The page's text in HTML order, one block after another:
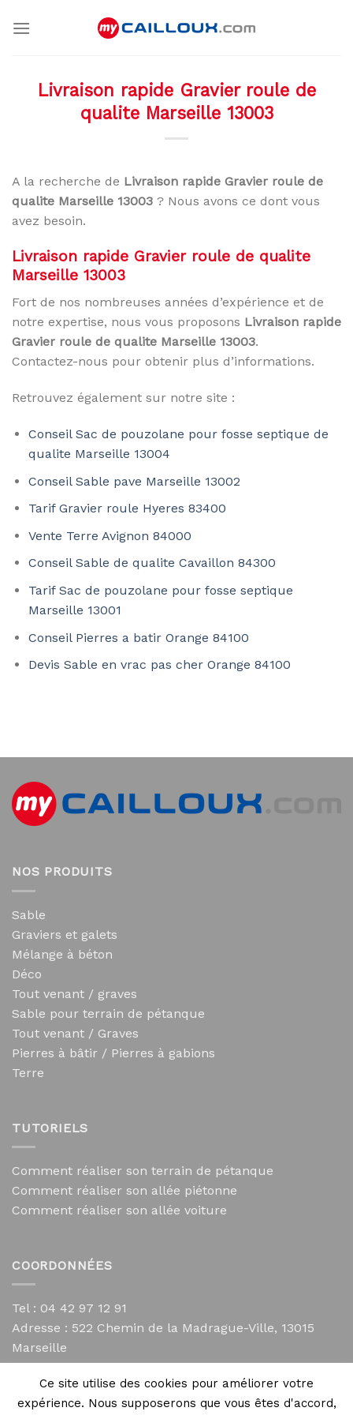
Livraison rapide Gravier roule de
qualite Marseille 13003
A la recherche de Livraison rapide Gravier roule de
qualite Marseille 13003 ? Nous avons ce dont vous
avez besoin.
Livraison rapide Gravier roule de qualite
Marseille 13003
Fort de nos nombreuses années d’expérience et de
notre expertise, nous vous proposons Livraison rapide
Gravier roule de qualite Marseille 13003.
Contactez-nous pour obtenir plus d’informations.
Retrouvez également sur notre site :
Conseil Sac de pouzolane pour fosse septique de
qualite Marseille 13004
Conseil Sable pave Marseille 13002
Tarif Gravier roule Hyeres 83400
Vente Terre Avignon 84000
Conseil Sable de qualite Cavaillon 84300
Tarif Sac de pouzolane pour fosse septique
Marseille 13001
Conseil Pierres a batir Orange 84100
Devis Sable en vrac pas cher Orange 84100
NOS PRODUITS
Sable
Graviers et galets
Mélange à béton
Déco
Tout venant / graves
Sable pour terrain de pétanque
Tout venant / Graves
Pierres à bâtir / Pierres à gabions
Terre
TUTORIELS
Comment réaliser son terrain de pétanque
Comment réaliser son allée piétonne
Comment réaliser son allée voiture
COORDONNÉES
Tel : 04 42 97 12 91
Adresse : 522 Chemin de la Madrague-Ville, 13015
Marseille
contact@mycailloux.com
Mentions légales
Ce site utilise des cookies pour améliorer votre
expérience. Nous supposerons que vous êtes d'accord,